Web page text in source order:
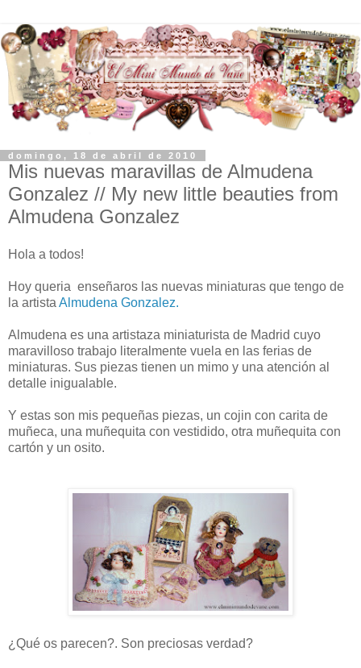
domingo, 18 de abril de 2010
Mis nuevas maravillas de Almudena
Gonzalez // My new little beauties from
Almudena Gonzalez
Hola a todos!
Hoy queria enseñaros las nuevas miniaturas que tengo de
la artista Almudena Gonzalez.
Almudena es una artistaza miniaturista de Madrid cuyo
maravilloso trabajo literalmente vuela en las ferias de
miniaturas. Sus piezas tienen un mimo y una atención al
detalle inigualable.
Y estas son mis pequeñas piezas, un cojin con carita de
muñeca, una muñequita con vestidido, otra muñequita con
cartón y un osito.
¿Qué os parecen?. Son preciosas verdad?